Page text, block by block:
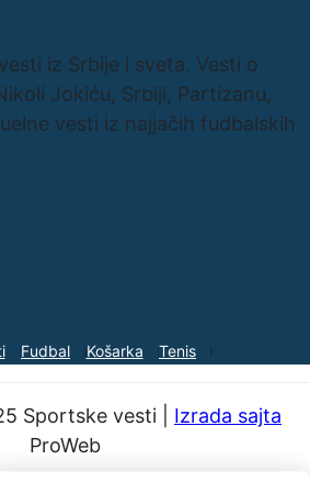
iz Srbije i sveta. Vesti o
Jokiću, Srbiji, Partizanu,
vesti iz najjačih fudbalskih
Fudbal Košarka Tenis
Sportske vesti | Izrada sajta
ProWeb